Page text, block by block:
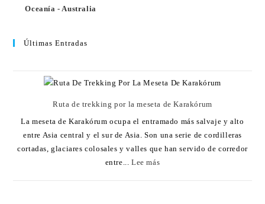
Oceanía - Australia
Últimas Entradas
Ruta de trekking por la meseta de Karakórum
La meseta de Karakórum ocupa el entramado más salvaje y alto
entre Asia central y el sur de Asia. Son una serie de cordilleras
cortadas, glaciares colosales y valles que han servido de corredor
entre...Lee más